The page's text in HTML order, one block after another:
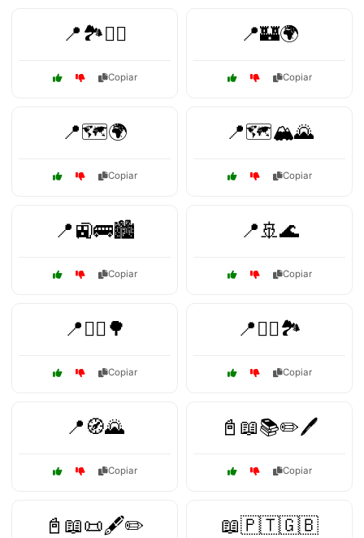
📍🏞️🚶‍♀️
Copiar
📍🏰🌍
Copiar
📍🗺️🌍
Copiar
📍🗺️🏔️🌄
Copiar
📍🚉🚌🏙️
Copiar
📍🚢🌊
Copiar
📍🚴‍♀️🌳
Copiar
📍🚶‍♂️🏞️
Copiar
📍🧭🌄
Copiar
📓📖📚✏️🖊️
Copiar
📓📖📜🖋️✏️ 📖🇵🇹🇬🇧